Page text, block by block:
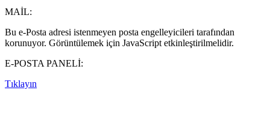
MAİL:
Bu e-Posta adresi istenmeyen posta engelleyicileri tarafından
korunuyor. Görüntülemek için JavaScript etkinleştirilmelidir.
E-POSTA PANELİ:
Tıklayın